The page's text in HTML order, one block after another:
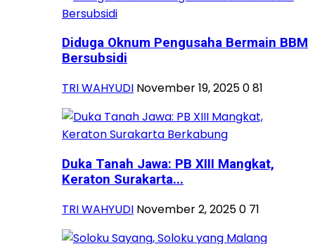
Diduga Oknum Pengusaha Bermain BBM
Bersubsidi
TRI WAHYUDI November 19, 2025081
Duka Tanah Jawa: PB XIII Mangkat,
Keraton Surakarta...
TRI WAHYUDI November 2, 20250 71